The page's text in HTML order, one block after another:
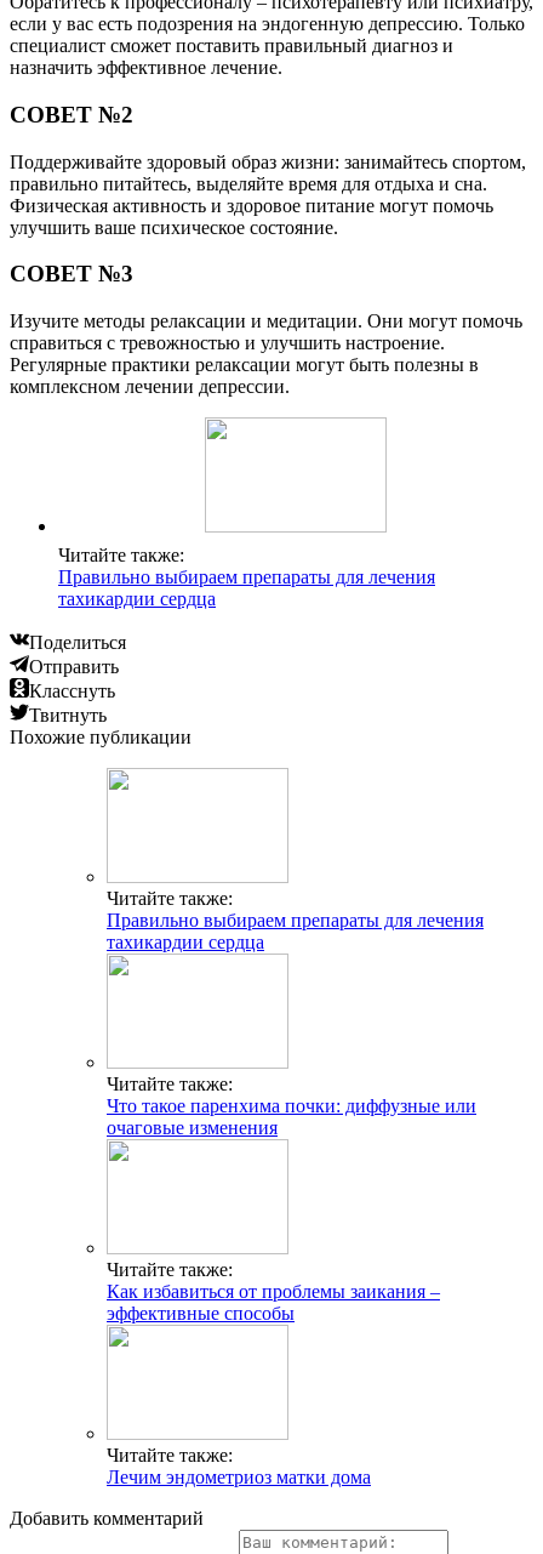
если у вас есть подозрения на эндогенную депрессию. Только
специалист сможет поставить правильный диагноз и
назначить эффективное лечение.
СОВЕТ №2
Поддерживайте здоровый образ жизни: занимайтесь спортом,
правильно питайтесь, выделяйте время для отдыха и сна.
Физическая активность и здоровое питание могут помочь
улучшить ваше психическое состояние.
СОВЕТ №3
Изучите методы релаксации и медитации. Они могут помочь
справиться с тревожностью и улучшить настроение.
Регулярные практики релаксации могут быть полезны в
комплексном лечении депрессии.
Читайте также:
Правильно выбираем препараты для лечения
тахикардии сердца
Поделиться
Отправить
Класснуть
Твитнуть
Похожие публикации
Читайте также:
Правильно выбираем препараты для лечения
тахикардии сердца
Читайте также:
Что такое паренхима почки: диффузные или
очаговые изменения
Читайте также:
Как избавиться от проблемы заикания –
эффективные способы
Читайте также:
Лечим эндометриоз матки дома
Добавить комментарий